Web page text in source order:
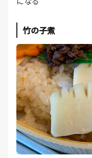
竹の子煮